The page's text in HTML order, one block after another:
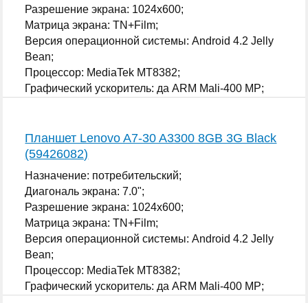
Разрешение экрана: 1024x600;
Матрица экрана: TN+Film;
Версия операционной системы: Android 4.2 Jelly
Bean;
Процессор: MediaTek MT8382;
Графический ускоритель: да ARM Mali-400 MP;
Планшет Lenovo A7-30 A3300 8GB 3G Black
(59426082)
Назначение: потребительский;
Диагональ экрана: 7.0";
Разрешение экрана: 1024x600;
Матрица экрана: TN+Film;
Версия операционной системы: Android 4.2 Jelly
Bean;
Процессор: MediaTek MT8382;
Графический ускоритель: да ARM Mali-400 MP;